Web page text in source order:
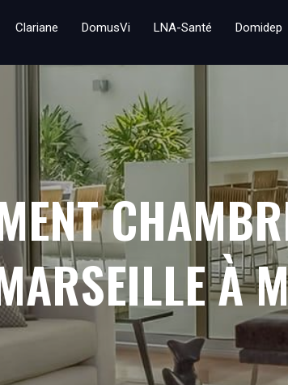
Clariane DomusVi LNA-Santé Domidep
À